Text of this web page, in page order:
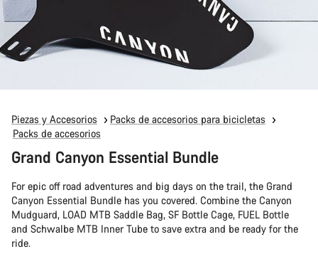
Piezas y Accesorios
Packs de accesorios para bicicletas
Packs de accesorios
Grand Canyon Essential Bundle
For epic off road adventures and big days on the trail, the Grand
Canyon Essential Bundle has you covered. Combine the Canyon
Mudguard, LOAD MTB Saddle Bag, SF Bottle Cage, FUEL Bottle
and Schwalbe MTB Inner Tube to save extra and be ready for the
ride.